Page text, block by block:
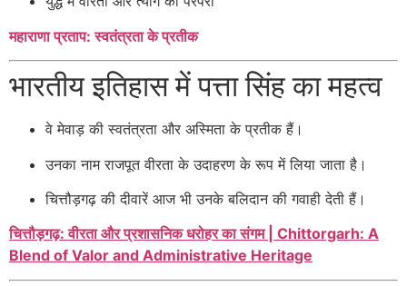
महाराणा प्रताप: स्वतंत्रता के प्रतीक
भारतीय इतिहास में पत्ता सिंह का महत्व
वे मेवाड़ की स्वतंत्रता और अस्मिता के प्रतीक हैं।
उनका नाम राजपूत वीरता के उदाहरण के रूप में लिया जाता है।
चित्तौड़गढ़ की दीवारें आज भी उनके बलिदान की गवाही देती हैं।
चित्तौड़गढ़: वीरता और प्रशासनिक धरोहर का संगम | Chittorgarh: A
Blend of Valor and Administrative Heritage